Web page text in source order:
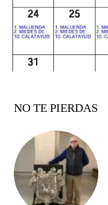
NO TE PIERDAS